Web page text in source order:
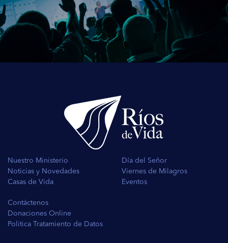
Nuestro Ministerio
Noticias y Novedades
Casas de Vida
Día del Señor
Viernes de Milagros
Eventos
Contáctenos
Donaciones Online
Politica Tratamiento de Datos